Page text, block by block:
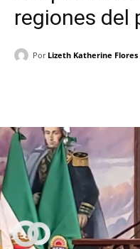
regiones del
Por Lizeth Katherine Flores